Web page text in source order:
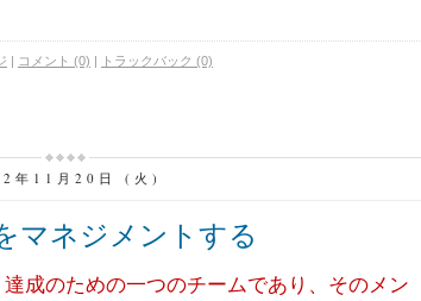
| コメント (0) | トラックバック (0)
年11月20日 (火)
ネジメントする
成のための一つのチームであり、そのメン